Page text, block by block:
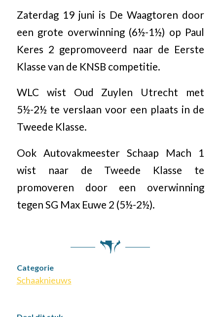
Zaterdag 19 juni is De Waagtoren door
een grote overwinning (6½-1½) op Paul
Keres 2 gepromoveerd naar de Eerste
Klasse van de KNSB competitie.
WLC wist Oud Zuylen Utrecht met
5½-2½ te verslaan voor een plaats in de
Tweede Klasse.
Ook Autovakmeester Schaap Mach 1
wist naar de Tweede Klasse te
promoveren door een overwinning
tegen SG Max Euwe 2 (5½-2½).
Categorie
Schaaknieuws